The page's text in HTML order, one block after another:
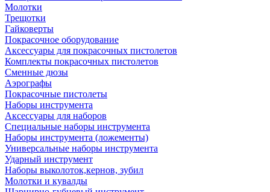
Молотки
Трещотки
Гайковерты
Покрасочное оборудование
Аксессуары для покрасочных пистолетов
Комплекты покрасочных пистолетов
Сменные дюзы
Аэрографы
Покрасочные пистолеты
Наборы инструмента
Аксессуары для наборов
Специальные наборы инструмента
Наборы инструмента (ложементы)
Универсальные наборы инструмента
Ударный инструмент
Наборы выколоток,кернов, зубил
Молотки и кувалды